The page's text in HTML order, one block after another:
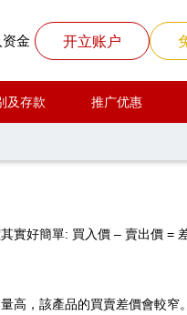
金 开立账户
及存款 推广优惠
實好簡單: 買入價 – 賣出價 =
高，該產品的買賣差價會較